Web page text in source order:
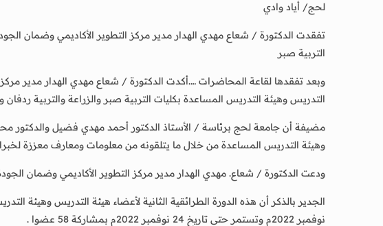
لحج/ أياد وادي
التربية صبر
وبعد تفقدها لقاعة المحاضرات ….أكدت الدكتورة / شعاع مهدي الهدار مدير مركز
التدريس وهيئة التدريس المساعدة بكليات التربية صبر والزراعة والتربية ردفان
مضيفة أن جامعة لحج برئاسة / الأستاذ الدكتور أحمد مهدي فضيل والدكتور
وهيئة التدريس المساعدة من خلال ما يتلقونه من معلومات ومعارف معززة
ودعت الدكتورة / شعاع. مهدي الهدار مدير مركز التطوير الأكاديمي وضمان
نوفمبر 2022م وتستمر حتى تاريخ 24 نوفمبر 2022م بمشاركة 58 عضوا .